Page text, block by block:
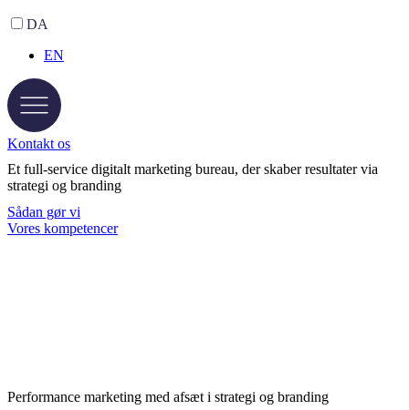
DA
EN
Kontakt os
Et full-service digitalt marketing bureau, der skaber resultater via
strategi og branding
Sådan gør vi
Vores kompetencer
Performance marketing med afsæt i strategi og branding